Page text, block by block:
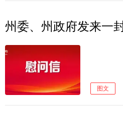
州委、州政府发来一
图文